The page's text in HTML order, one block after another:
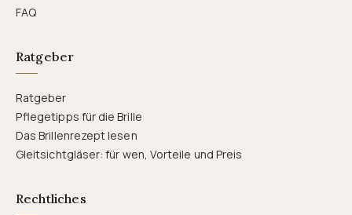
FAQ
Ratgeber
Ratgeber
Pflegetipps für die Brille
Das Brillenrezept lesen
Gleitsichtgläser: für wen, Vorteile und Preis
Rechtliches